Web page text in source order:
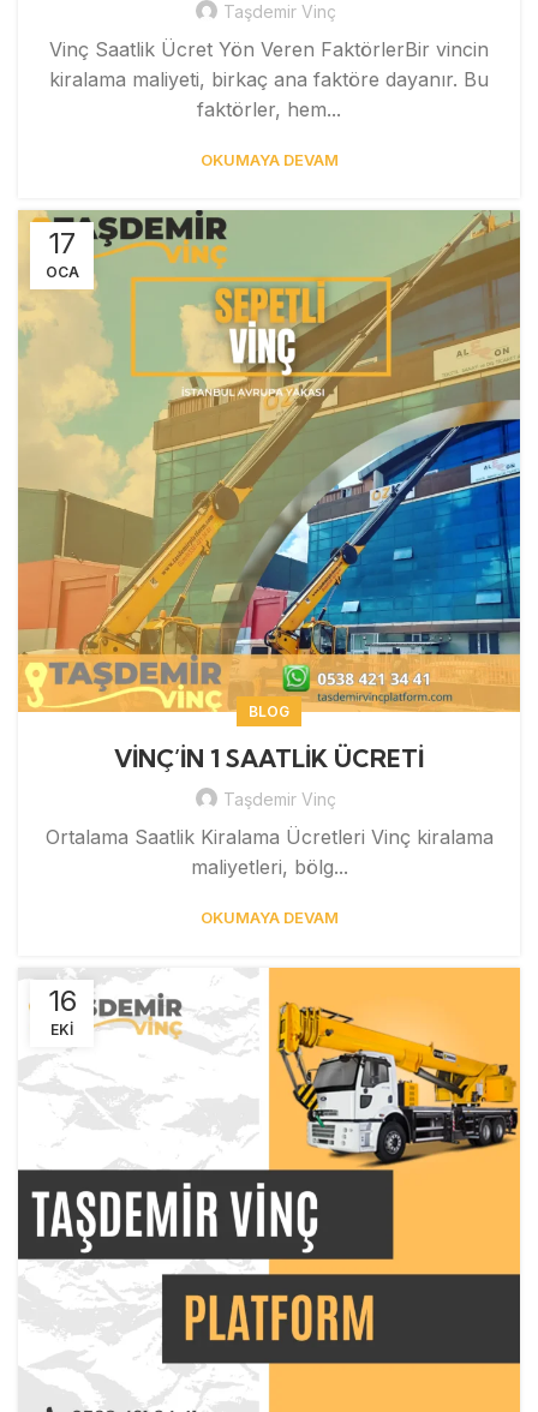
Taşdemir Vinç
Vinç Saatlik Ücret Yön Veren FaktörlerBir vincin
kiralama maliyeti, birkaç ana faktöre dayanır. Bu
faktörler, hem...
OKUMAYA DEVAM
17
OCA
BLOG
VİNÇ’İN 1 SAATLİK ÜCRETİ
Taşdemir Vinç
Ortalama Saatlik Kiralama Ücretleri Vinç kiralama
maliyetleri, bölg...
OKUMAYA DEVAM
16
EKI